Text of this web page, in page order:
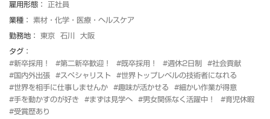
雇用形態： 正社員
業種： 素材・化学・医療・ヘルスケア
勤務地： 東京 石川 大阪
タグ：
#新卒採用！
#第二新卒歓迎！ #既卒採用！ #週休2日制
#社会貢献
#国内外出張
#スペシャリスト
#世界トップレベルの技術者になれる
#世界を相手に仕事しませんか
#趣味が活かせる
#細かい作業が得意
#手を動かすのが好き
#まずは見学へ #男女関係なく活躍中！
#育児休暇
#受賞歴あり